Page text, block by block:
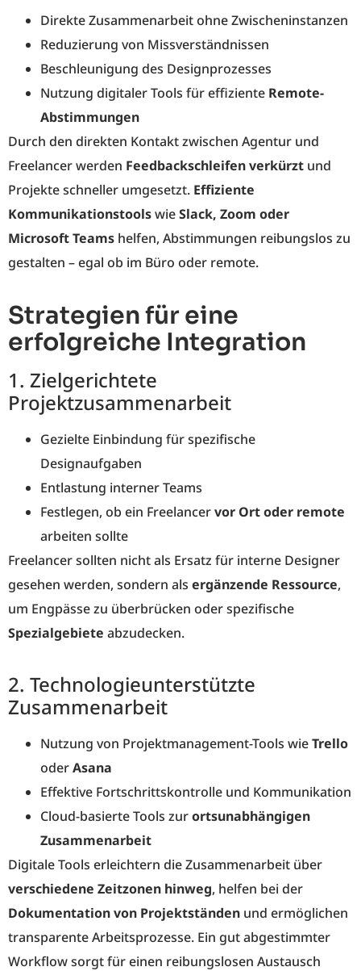
Direkte Zusammenarbeit ohne Zwischeninstanzen
Reduzierung von Missverständnissen
Beschleunigung des Designprozesses
Nutzung digitaler Tools für effiziente Remote-
Abstimmungen
Durch den direkten Kontakt zwischen Agentur und
Freelancer werden Feedbackschleifen verkürzt und
Projekte schneller umgesetzt. Effiziente
KommunikationstoolswieSlack, Zoom oder
Microsoft Teams helfen, Abstimmungen reibungslos zu
gestalten – egal ob im Büro oder remote.
Strategien für eine
erfolgreiche Integration
1. Zielgerichtete
Projektzusammenarbeit
Gezielte Einbindung für spezifische
Designaufgaben
Entlastung interner Teams
Festlegen, ob ein Freelancervor Ort oder remote
arbeiten sollte
Freelancer sollten nicht als Ersatz für interne Designer
gesehen werden, sondern als ergänzende Ressource,
um Engpässe zu überbrücken oder spezifische
Spezialgebiete abzudecken.
2. Technologieunterstützte
Zusammenarbeit
Nutzung von Projektmanagement-Tools wieTrello
oderAsana
Effektive Fortschrittskontrolle und Kommunikation
Cloud-basierte Tools zurortsunabhängigen
Zusammenarbeit
Digitale Tools erleichtern die Zusammenarbeit über
verschiedene Zeitzonen hinweg, helfen bei der
Dokumentation von Projektständen und ermöglichen
transparente Arbeitsprozesse. Ein gut abgestimmter
Workflow sorgt für einen reibungslosen Austausch